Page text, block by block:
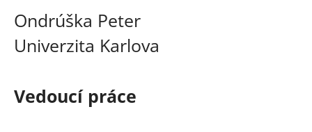
Ondrúška Peter
Univerzita Karlova
Vedoucí práce